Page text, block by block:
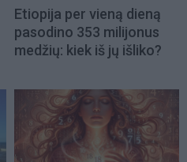
Etiopija per vieną dieną
pasodino 353 milijonus
medžių: kiek iš jų išliko?